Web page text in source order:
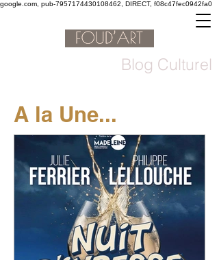
google.com, pub-7957174430108462, DIRECT, f08c47fec0942fa0
Blog Culturel
A la Une...